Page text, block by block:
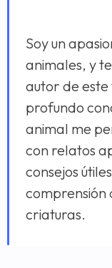
Soy un
animales, y
autor de
profundo
animal me
con relatos
consejos
comprensión
criaturas.